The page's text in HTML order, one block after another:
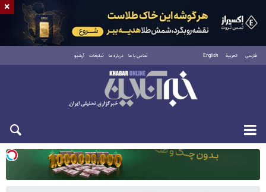
فارسی العربية English تماس با ما درباره ما تبلیغات آرشیو
یکشنبه ۱۸ مرداد ۱۴۰۵
×